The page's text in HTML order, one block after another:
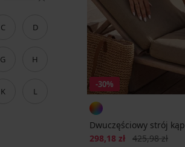
C D
G H
K L
-30%
Dwuczęściowy strój
Zniżka
298,18 zł Pierwotna cena
425,98 zł